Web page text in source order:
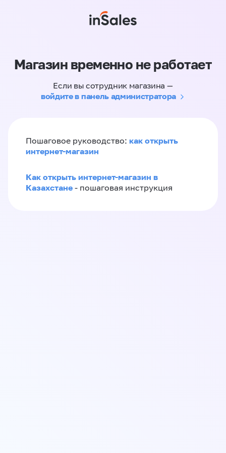
Магазин временно не работает
Если вы сотрудник магазина —
войдите в панель администратора
Пошаговое руководство: как открыть
интернет-магазин
Как открыть интернет-магазин в
Казахстане - пошаговая инструкция